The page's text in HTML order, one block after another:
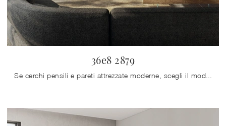
36e8 2879